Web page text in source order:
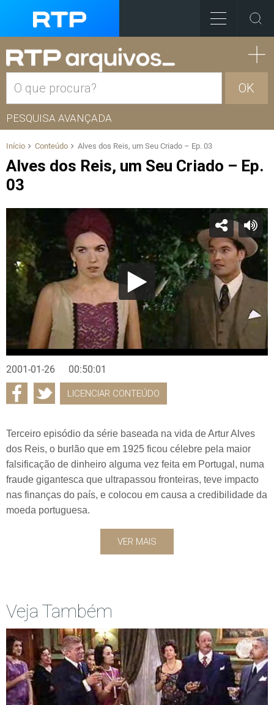
OK
PESQUISA AVANÇADA
Início Conteúdo Alves dos Reis, um Seu Criado – Ep. 03
Alves dos Reis, um Seu Criado – Ep.
03
2001-01-26 00:50:01
LICENCIAR CONTEÚDO
Terceiro episódio da série baseada na vida de Artur Alves
dos Reis, o burlão que em 1925 ficou célebre pela maior
falsificação de dinheiro alguma vez feita em Portugal, numa
fraude gigantesca que ultrapassou fronteiras, teve impacto
nas finanças do país, e colocou em causa a credibilidade da
moeda portuguesa.
VER MAIS
Veja Também